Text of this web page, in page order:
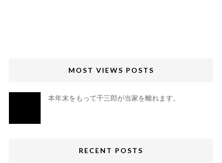
MOST VIEWS POSTS
本年末をもって千三郎が当家を離れます。
RECENT POSTS